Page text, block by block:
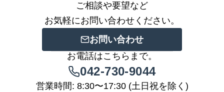
ご相談や要望など
お気軽にお問い合わせください。
お問い合わせ
お電話はこちらまで。
042-730-9044
営業時間: 8:30〜17:30 (土日祝を除く)